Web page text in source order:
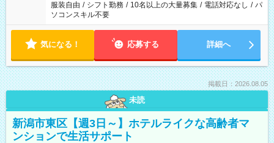
服装自由 / シフト勤務 / 10名以上の大量募集 / 電話対応なし / パ
ソコンスキル不要
気になる！ 応募する 詳細へ
掲載日：2026.08.05
未読
新潟市東区【週3日～】ホテルライクな高齢者マ
ンションで生活サポート